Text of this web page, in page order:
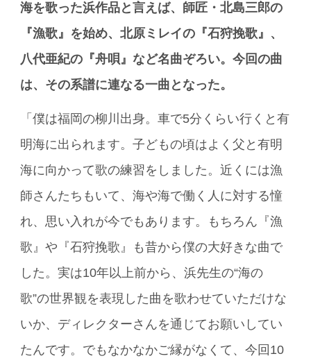
海を歌った浜作品と言えば、師匠・北島三郎の
『漁歌』を始め、北原ミレイの『石狩挽歌』、
八代亜紀の『舟唄』など名曲ぞろい。今回の曲
は、その系譜に連なる一曲となった。
「僕は福岡の柳川出身。車で5分くらい行くと有
明海に出られます。子どもの頃はよく父と有明
海に向かって歌の練習をしました。近くには漁
師さんたちもいて、海や海で働く人に対する憧
れ、思い入れが今でもあります。もちろん『漁
歌』や『石狩挽歌』も昔から僕の大好きな曲で
した。実は10年以上前から、浜先生の“海の
歌”の世界観を表現した曲を歌わせていただけな
いか、ディレクターさんを通じてお願いしてい
たんです。でもなかなかご縁がなくて、今回10